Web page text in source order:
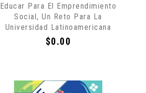
Educar Para El Emprendimiento
Social, Un Reto Para La
Universidad Latinoamericana
Precio
$0.00